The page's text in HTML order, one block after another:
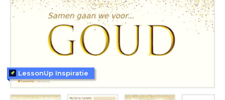
LessonUp Inspiratie